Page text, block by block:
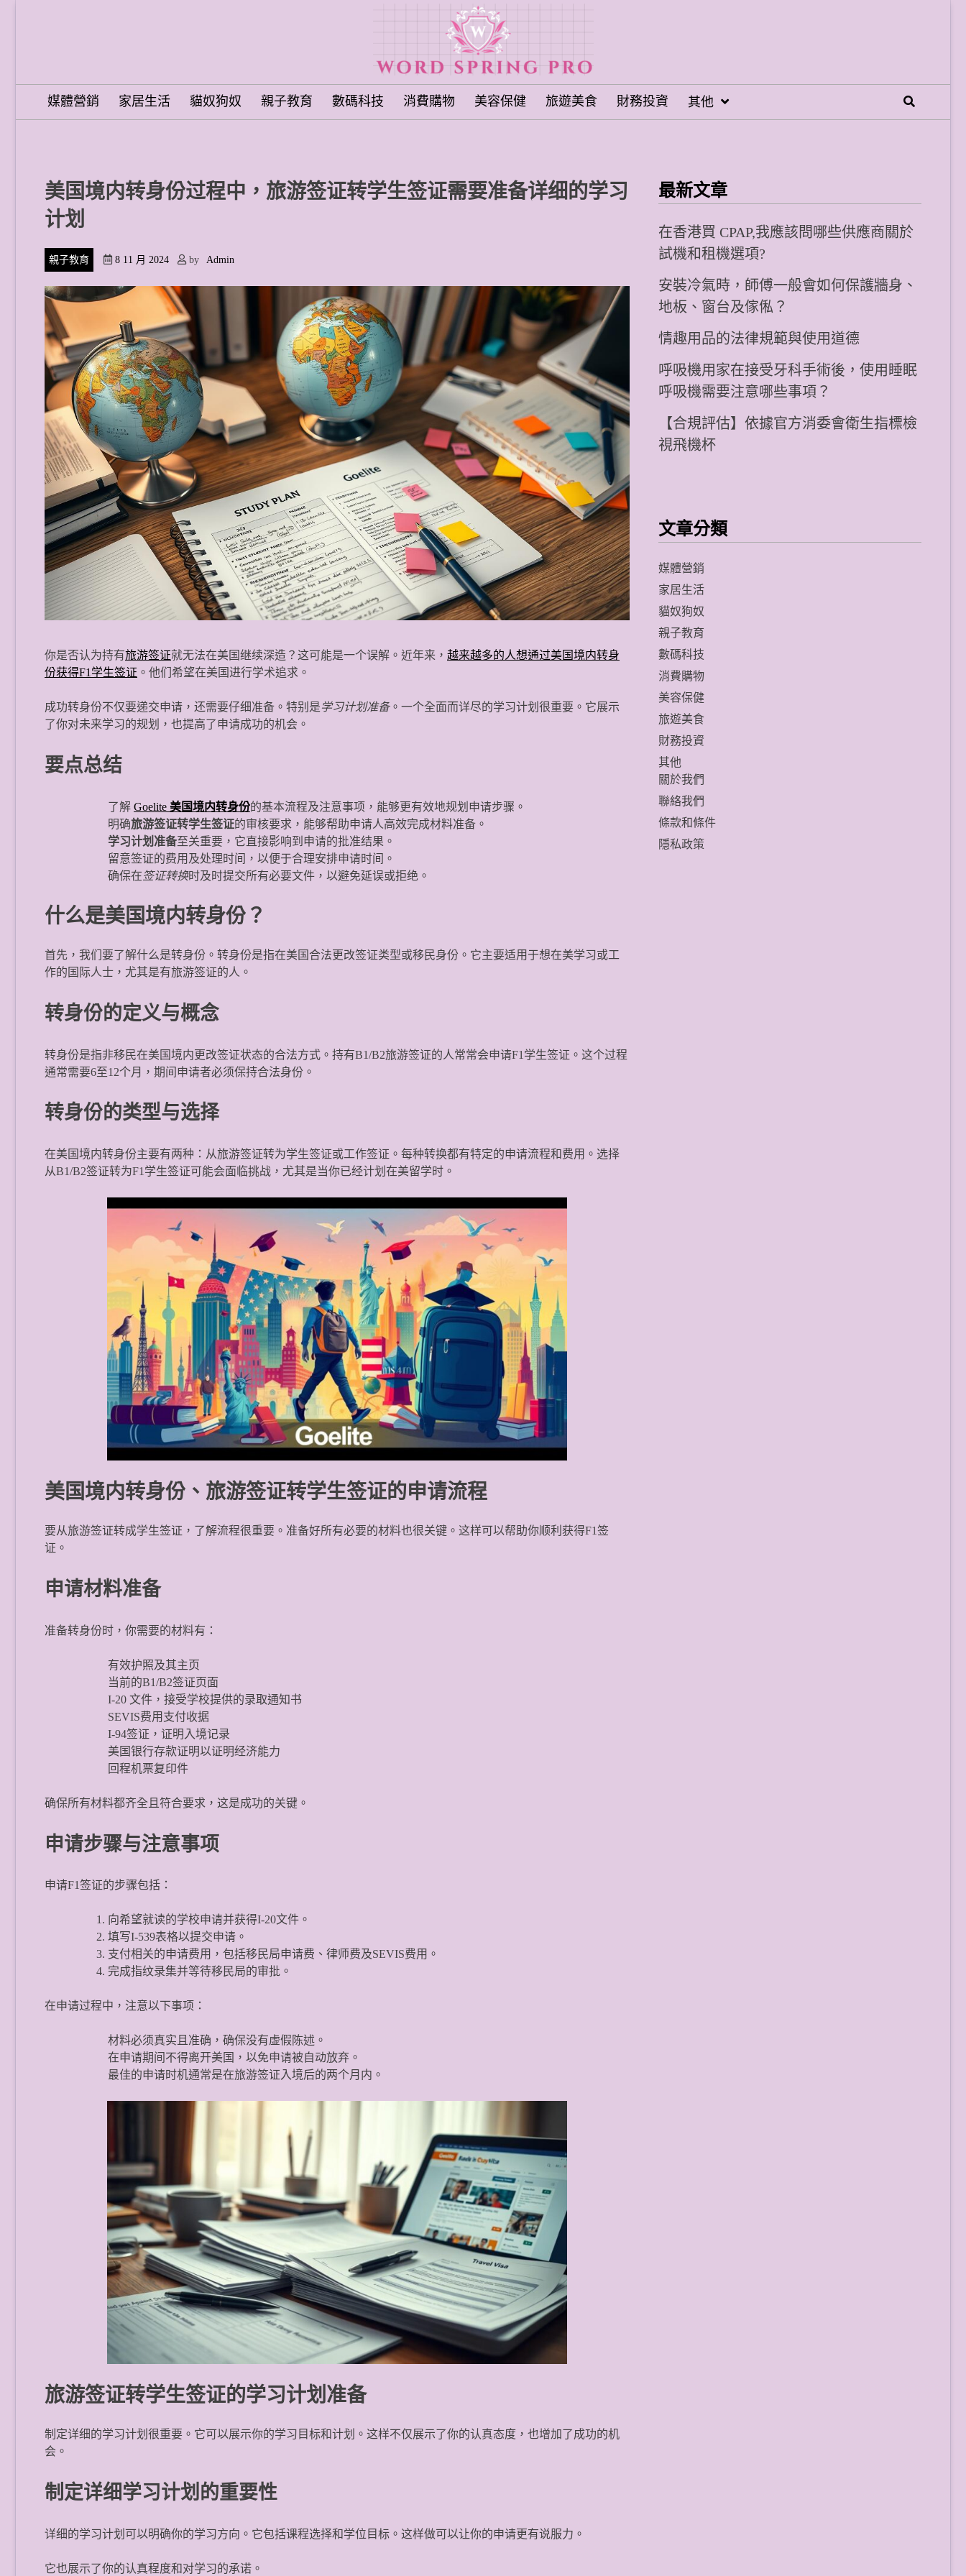
Word Spring Pro
媒體營銷 家居生活 貓奴狗奴 親子教育 數碼科技 消費購物 美容保健 旅遊美食 財務投資 其他
美国境内转身份过程中，旅游签证转学生签证需要准备详细的学习
计划
親子教育 8 11 月 2024 by Admin
你是否认为持有旅游签证就无法在美国继续深造？这可能是一个误解。近年来， 越来越多的人想通过美国境内转身
份获得F1学生签证 。他们希望在美国进行学术追求。
成功转身份不仅要递交申请，还需要仔细准备。特别是学习计划准备。一个全面而详尽的学习计划很重要。它展示
了你对未来学习的规划，也提高了申请成功的机会。
要点总结
了解 Goelite 美国境内转身份的基本流程及注意事项，能够更有效地规划申请步骤。
明确旅游签证转学生签证的审核要求，能够帮助申请人高效完成材料准备。
学习计划准备至关重要，它直接影响到申请的批准结果。
留意签证的费用及处理时间，以便于合理安排申请时间。
确保在签证转换时及时提交所有必要文件，以避免延误或拒绝。
什么是美国境内转身份？
首先，我们要了解什么是转身份。转身份是指在美国合法更改签证类型或移民身份。它主要适用于想在美学习或工
作的国际人士，尤其是有旅游签证的人。
转身份的定义与概念
转身份是指非移民在美国境内更改签证状态的合法方式。持有B1/B2旅游签证的人常常会申请F1学生签证。这个过程
通常需要6至12个月，期间申请者必须保持合法身份。
转身份的类型与选择
在美国境内转身份主要有两种：从旅游签证转为学生签证或工作签证。每种转换都有特定的申请流程和费用。选择
从B1/B2签证转为F1学生签证可能会面临挑战，尤其是当你已经计划在美留学时。
美国境内转身份、旅游签证转学生签证的申请流程
要从旅游签证转成学生签证，了解流程很重要。准备好所有必要的材料也很关键。这样可以帮助你顺利获得F1签
证。
申请材料准备
准备转身份时，你需要的材料有：
有效护照及其主页
当前的B1/B2签证页面
I-20 文件，接受学校提供的录取通知书
SEVIS费用支付收据
I-94签证，证明入境记录
美国银行存款证明以证明经济能力
回程机票复印件
确保所有材料都齐全且符合要求，这是成功的关键。
申请步骤与注意事项
申请F1签证的步骤包括：
向希望就读的学校申请并获得I-20文件。
填写I-539表格以提交申请。
支付相关的申请费用，包括移民局申请费、律师费及SEVIS费用。
完成指纹录集并等待移民局的审批。
在申请过程中，注意以下事项：
材料必须真实且准确，确保没有虚假陈述。
在申请期间不得离开美国，以免申请被自动放弃。
最佳的申请时机通常是在旅游签证入境后的两个月内。
旅游签证转学生签证的学习计划准备
制定详细的学习计划很重要。它可以展示你的学习目标和计划。这样不仅展示了你的认真态度，也增加了成功的机
会。
制定详细学习计划的重要性
详细的学习计划可以明确你的学习方向。它包括课程选择和学位目标。这样做可以让你的申请更有说服力。
它也展示了你的认真程度和对学习的承诺。
最新文章
在香港買 CPAP,我應該問哪些供應商關於
試機和租機選項?
安裝冷氣時，師傅一般會如何保護牆身、
地板、窗台及傢俬？
情趣用品的法律規範與使用道德
呼吸機用家在接受牙科手術後，使用睡眠
呼吸機需要注意哪些事項？
【合規評估】依據官方消委會衛生指標檢
視飛機杯
文章分類
媒體營銷
家居生活
貓奴狗奴
親子教育
數碼科技
消費購物
美容保健
旅遊美食
財務投資
其他
關於我們
聯絡我們
條款和條件
隱私政策